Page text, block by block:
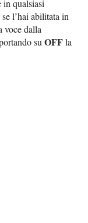
in qualsiasi
l’hai abilitata in
voce dalla
suOFFla